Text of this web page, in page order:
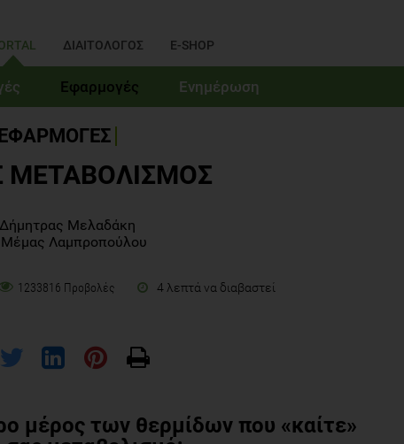
ΔΙΑΙΤΟΛΟΓΟΣ E-SHOP
Εφαρμογές Ενημέρωση
ΜΕΤΑΒΟΛΙΣΜΟΣ
Μελαδάκη
Μέμας Λαμπροπούλου
1233816 Προβολές 4 λεπτά να διαβαστεί
μέρος των θερμίδων που «καίτε»